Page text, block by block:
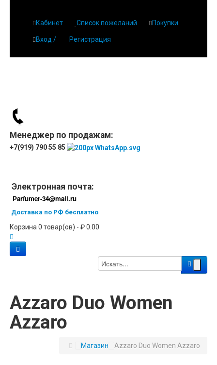
Кабинет Список пожеланий Покупки
Вход / Регистрация
Менеджер по продажам:
+7(919) 790 55 85
Электронная почта:
Parfumer-34@mail.ru
Доставка по РФ бесплатно
Корзина 0 товар(ов) - ₽ 0.00
Azzaro Duo Women
Azzaro
Магазин Azzaro Duo Women Azzaro